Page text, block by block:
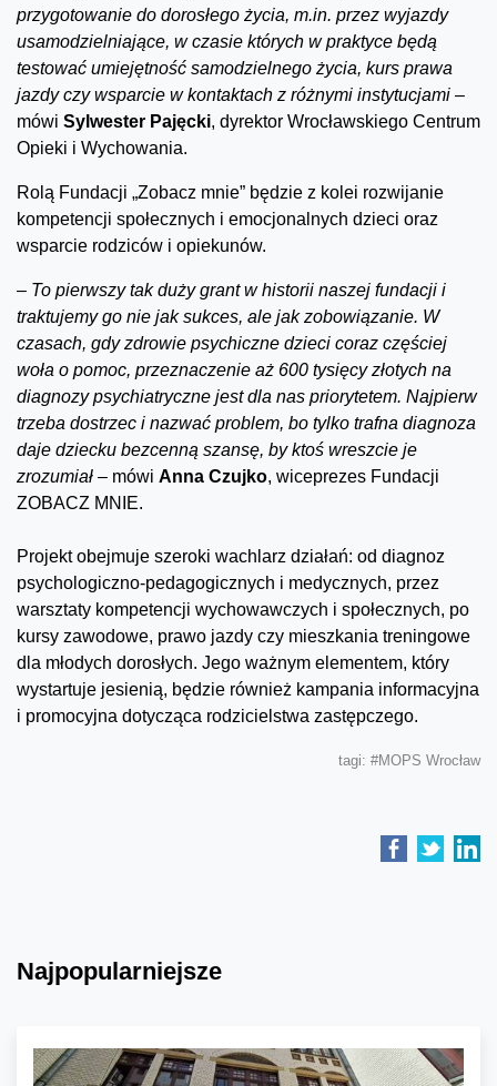
przygotowanie do dorosłego życia, m.in. przez wyjazdy
usamodzielniające, w czasie których w praktyce będą
testować umiejętność samodzielnego życia, kurs prawa
jazdy czy wsparcie w kontaktach z różnymi instytucjami –
mówi Sylwester Pajęcki, dyrektor Wrocławskiego Centrum
Opieki i Wychowania.
Rolą Fundacji „Zobacz mnie” będzie z kolei rozwijanie
kompetencji społecznych i emocjonalnych dzieci oraz
wsparcie rodziców i opiekunów.
– To pierwszy tak duży grant w historii naszej fundacji i
traktujemy go nie jak sukces, ale jak zobowiązanie. W
czasach, gdy zdrowie psychiczne dzieci coraz częściej
woła o pomoc, przeznaczenie aż 600 tysięcy złotych na
diagnozy psychiatryczne jest dla nas priorytetem. Najpierw
trzeba dostrzec i nazwać problem, bo tylko trafna diagnoza
daje dziecku bezcenną szansę, by ktoś wreszcie je
zrozumiał – mówi Anna Czujko, wiceprezes Fundacji
ZOBACZ MNIE.
Projekt obejmuje szeroki wachlarz działań: od diagnoz
psychologiczno-pedagogicznych i medycznych, przez
warsztaty kompetencji wychowawczych i społecznych, po
kursy zawodowe, prawo jazdy czy mieszkania treningowe
dla młodych dorosłych. Jego ważnym elementem, który
wystartuje jesienią, będzie również kampania informacyjna
i promocyjna dotycząca rodzicielstwa zastępczego.
tagi: #MOPS Wrocław
Najpopularniejsze